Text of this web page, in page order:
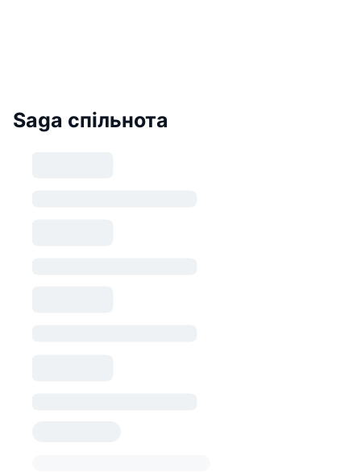
Saga спільнота